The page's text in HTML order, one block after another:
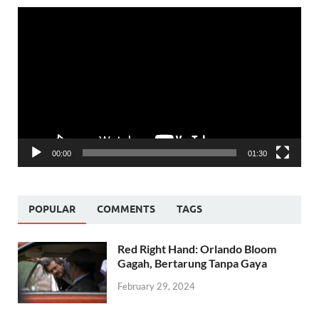
00:00 01:30
POPULAR COMMENTS TAGS
Red Right Hand: Orlando Bloom
Gagah, Bertarung Tanpa Gaya
February 29, 2024